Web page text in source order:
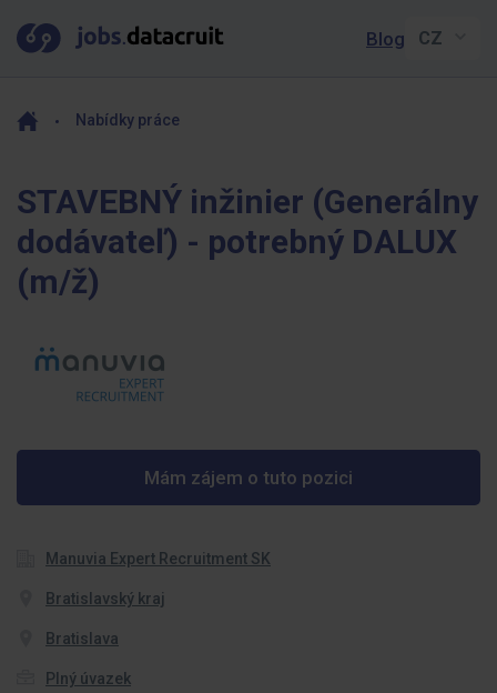
Blog
Nabídky práce
STAVEBNÝ inžinier (Generálny
dodávateľ) - potrebný DALUX
(m/ž)
Mám zájem o tuto pozici
Manuvia Expert Recruitment SK
Bratislavský kraj
Bratislava
Plný úvazek